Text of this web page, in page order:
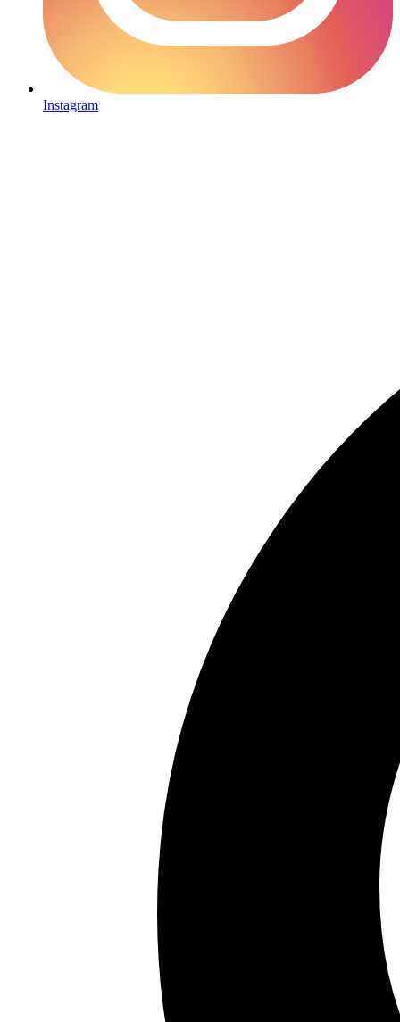
Instagram